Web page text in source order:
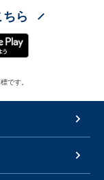
ら
です。